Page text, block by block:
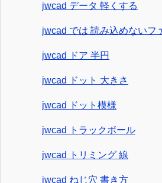
jwcad データ 軽くする
jwcad では 読み込めないフ
jwcad ドア 半円
jwcad ドット 大きさ
jwcad ドット模様
jwcad トラックボール
jwcad トリミング 線
jwcad ねじ穴 書き方